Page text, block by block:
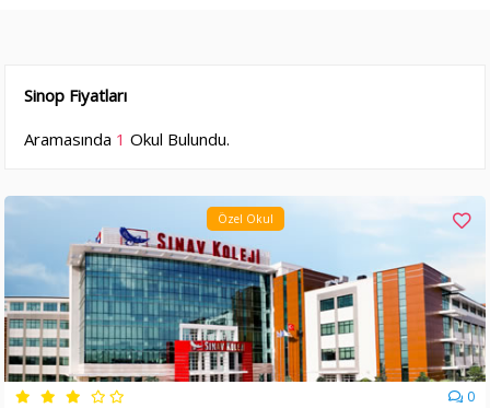
Sinop Fiyatları
Aramasında 1 Okul Bulundu.
Özel Okul
0